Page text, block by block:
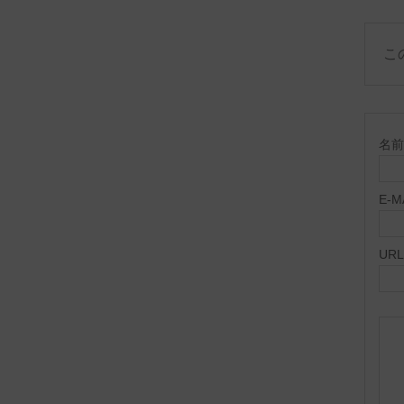
こ
名
E-
URL